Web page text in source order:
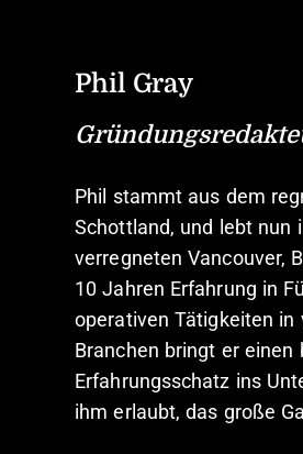
Phil Gray
Phil stammt aus dem
Schottland, und lebt nun
verregneten Vancouver,
10 Jahren Erfahrung in
operativen Tätigkeiten in
Branchen bringt er einen
Erfahrungsschatz ins
ihm erlaubt, das große